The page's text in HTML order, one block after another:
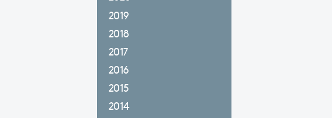
2019
2018
2017
2016
2015
2014